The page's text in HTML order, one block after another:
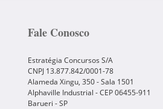
Fale Conosco
Estratégia Concursos S/A
CNPJ 13.877.842/0001-78
Alameda Xingu, 350 - Sala 1501
Alphaville Industrial - CEP06455-911
Barueri -SP